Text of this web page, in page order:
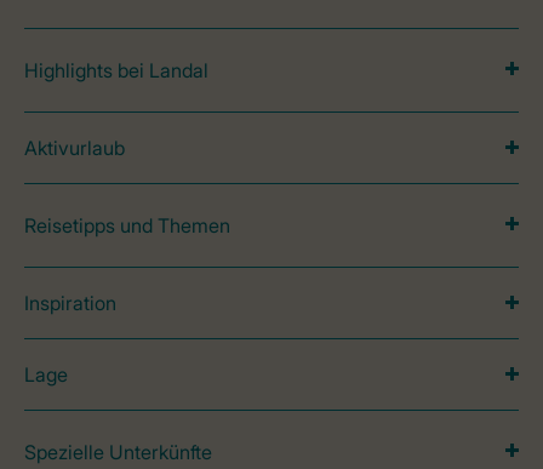
Highlights bei Landal
Aktivurlaub
Reisetipps und Themen
Inspiration
Lage
Spezielle Unterkünfte